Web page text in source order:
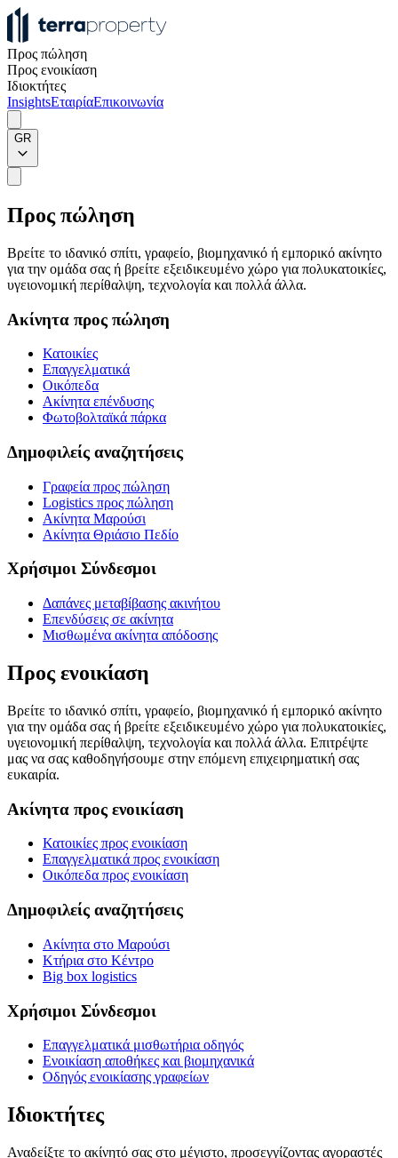
Προς πώληση
Προς ενοικίαση
Ιδιοκτήτες
InsightsΕταιρίαΕπικοινωνία
GR
Προς πώληση
Βρείτε το ιδανικό σπίτι, γραφείο, βιομηχανικό ή εμπορικό ακίνητο
για την ομάδα σας ή βρείτε εξειδικευμένο χώρο για πολυκατοικίες,
υγειονομική περίθαλψη, τεχνολογία και πολλά άλλα.
Ακίνητα προς πώληση
Κατοικίες
Επαγγελματικά
Οικόπεδα
Ακίνητα επένδυσης
Φωτοβολταϊκά πάρκα
Δημοφιλείς αναζητήσεις
Γραφεία προς πώληση
Logistics προς πώληση
Ακίνητα Μαρούσι
Ακίνητα Θριάσιο Πεδίο
Χρήσιμοι Σύνδεσμοι
Δαπάνες μεταβίβασης ακινήτου
Επενδύσεις σε ακίνητα
Μισθωμένα ακίνητα απόδοσης
Προς ενοικίαση
Βρείτε το ιδανικό σπίτι, γραφείο, βιομηχανικό ή εμπορικό ακίνητο
για την ομάδα σας ή βρείτε εξειδικευμένο χώρο για πολυκατοικίες,
υγειονομική περίθαλψη, τεχνολογία και πολλά άλλα. Επιτρέψτε
μας να σας καθοδηγήσουμε στην επόμενη επιχειρηματική σας
ευκαιρία.
Ακίνητα προς ενοικίαση
Κατοικίες προς ενοικίαση
Επαγγελματικά προς ενοικίαση
Οικόπεδα προς ενοικίαση
Δημοφιλείς αναζητήσεις
Ακίνητα στο Μαρούσι
Κτήρια στο Κέντρο
Big box logistics
Χρήσιμοι Σύνδεσμοι
Επαγγελματικά μισθωτήρια οδηγός
Ενοικίαση αποθήκες και βιομηχανικά
Οδηγός ενοικίασης γραφείων
Ιδιοκτήτες
Αναδείξτε το ακίνητό σας στο μέγιστο, προσεγγίζοντας αγοραστές